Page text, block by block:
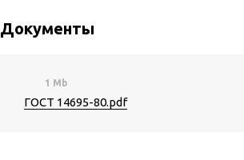
Документы
1 Mb
ГОСТ 14695-80.pdf